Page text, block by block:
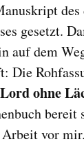
gesetzt.
auf dem
Die
ohne
bereit
vor